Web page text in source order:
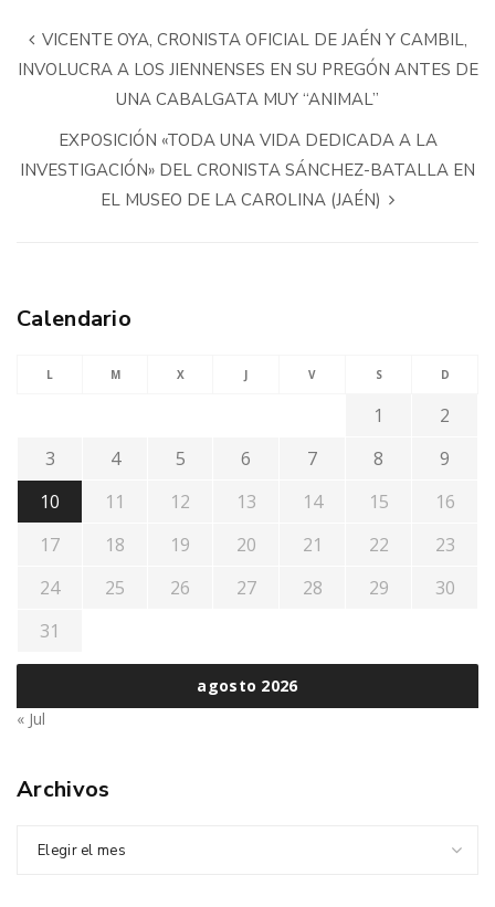
VICENTE OYA, CRONISTA OFICIAL DE JAÉN Y CAMBIL,
INVOLUCRA A LOS JIENNENSES EN SU PREGÓN ANTES DE
UNA CABALGATA MUY “ANIMAL”
EXPOSICIÓN «TODA UNA VIDA DEDICADA A LA
INVESTIGACIÓN» DEL CRONISTA SÁNCHEZ-BATALLA EN
EL MUSEO DE LA CAROLINA (JAÉN)
Calendario
agosto 2026
L M X J V S D
1
2
3
4 5 6 7 8
9
10
11 12 13 14 15
16
17
18 19 20 21 22
23
24
25 26 27 28 29
30
31
« Jul
Archivos
Elegir el mes